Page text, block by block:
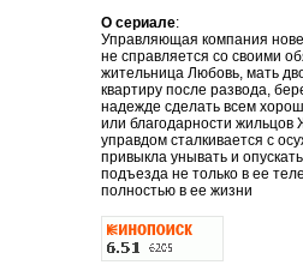
О сериале:
Управляющая компания
не справляется со своими
жительница Любовь, мать
квартиру после развода,
надежде сделать всем
или благодарности
управдом сталкивается с
привыкла унывать и
подъезда не только в ее
полностью в ее жизни